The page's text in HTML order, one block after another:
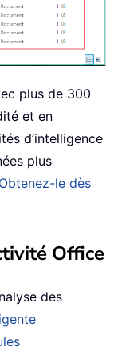
plus de 300
et en
d’intelligence
plus
Obtenez-le dès
Office
des